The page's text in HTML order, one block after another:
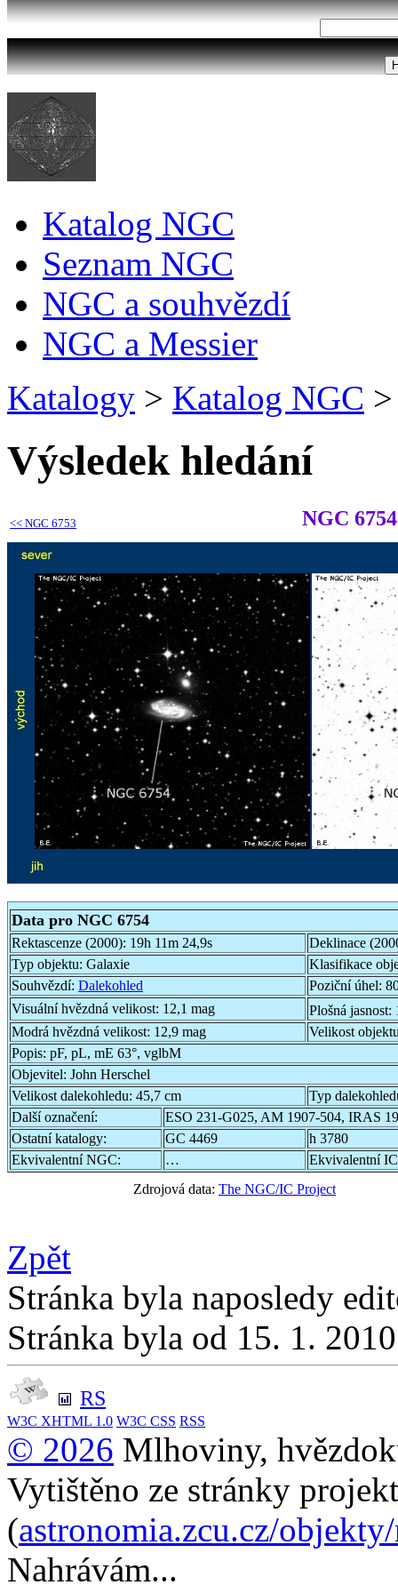
Katalog NGC
Seznam NGC
NGC a souhvězdí
NGC a Messier
Katalogy > Katalog NGC >
Výsledek hledání
<< NGC 6753 NGC 6754
Data pro NGC 6754
Rektascenze (2000): 19h 11m 24,9s
Deklinace
Typ objektu: Galaxie
Klasifikace
Souhvězdí: Dalekohled Poziční úhel:
Visuální hvězdná velikost: 12,1 mag Plošná jasnost:
Modrá hvězdná velikost: 12,9 mag
Velikost
Popis: pF, pL, mE 63°, vglbM
Objevitel: John Herschel
Velikost dalekohledu: 45,7 cm
Typ
Další označení:
ESO 231-G025, AM 1907-504, IRAS
Ostatní katalogy:
GC 4469
h 3780
Ekvivalentní NGC:
…
Ekvivalentní
Zdrojová data: The NGC/IC Project
Zpět
Stránka byla naposledy
Stránka byla od 15. 1.
RS
W3C XHTML 1.0 W3C CSS RSS
© 2026 Mlhoviny,
Vytištěno ze stránky
(astronomia.zcu.cz/
Nahrávám...